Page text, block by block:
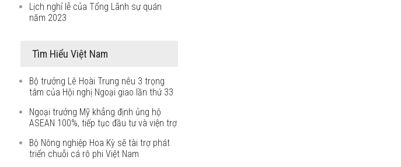
Lịch nghỉ lễ của Tổng Lãnh sự quán
năm 2023
Tìm Hiểu Việt Nam
Bộ trưởng Lê Hoài Trung nêu 3 trọng
tâm của Hội nghị Ngoại giao lần thứ 33
Ngoại trưởng Mỹ khẳng định ủng hộ
ASEAN 100%, tiếp tục đầu tư và viện trợ
Bộ Nông nghiệp Hoa Kỳ sẽ tài trợ phát
triển chuỗi cá rô phi Việt Nam